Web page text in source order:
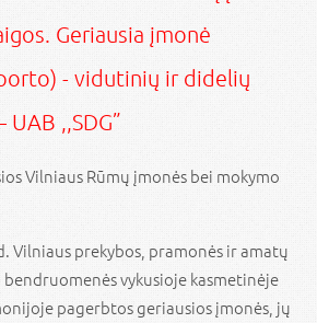
Geriausia įmonė
- vidutinių ir didelių
,,SDG”
Vilniaus Rūmų įmonės bei mokymo
Vilniaus prekybos, pramonės ir amatų
vykusioje kasmetinėje
pagerbtos geriausios įmonės, jų